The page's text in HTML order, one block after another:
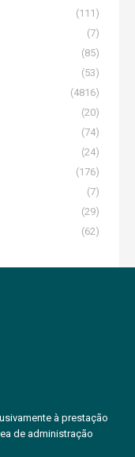
(111)
(7)
(85)
(53)
(4816)
(20)
(74)
(24)
(176)
(7)
(29)
(62)
à prestação
de administração